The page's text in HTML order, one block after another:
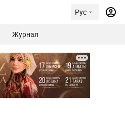
Рус
Журнал